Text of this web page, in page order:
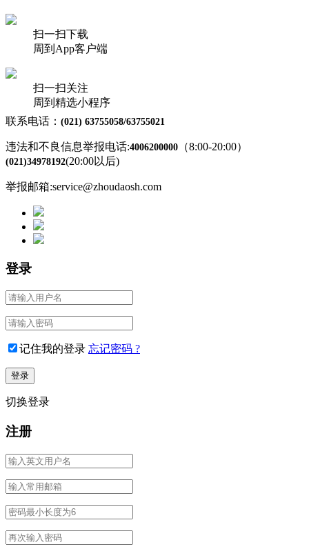
扫一扫下载
周到App客户端
扫一扫关注
周到精选小程序
联系电话： (021) 63755058/63755021
违法和不良信息举报电话:4006200000 （8:00-20:00）
(021)34978192(20:00以后)
举报邮箱:service@zhoudaosh.com
登录
记住我的登录 忘记密码 ?
切换登录
注册